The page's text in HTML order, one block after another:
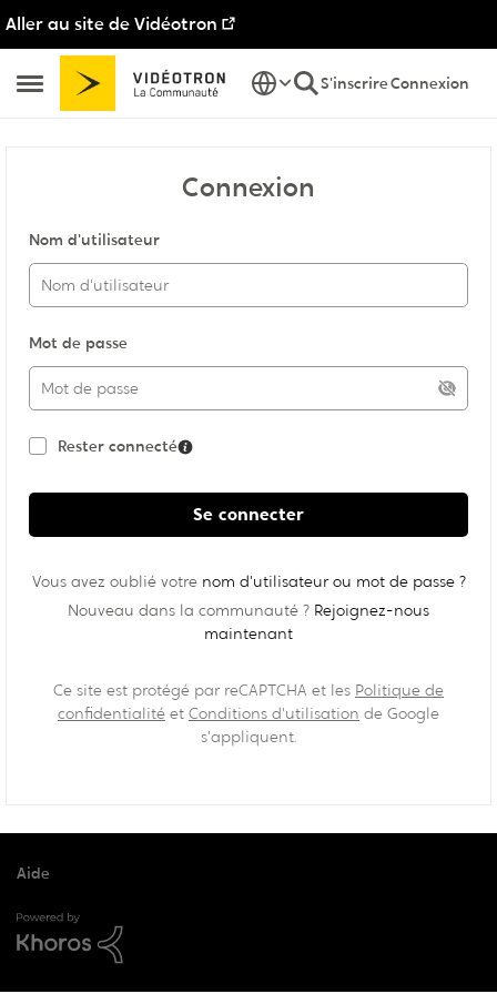
Aller au site de Vidéotron
Ouvrir Menu Latéral
Passer au contenu
S'inscrireConnexion
Connexion
Nom d'utilisateur
Mot de passe
Rester connecté
Se connecter
Vous avez oublié votre nom d'utilisateur ou mot de passe ?
Nouveau dans la communauté ? Rejoignez-nous
maintenant
Ce site est protégé par reCAPTCHA et les Politique de
confidentialité et Conditions d'utilisation de Google
s'appliquent.
Aide